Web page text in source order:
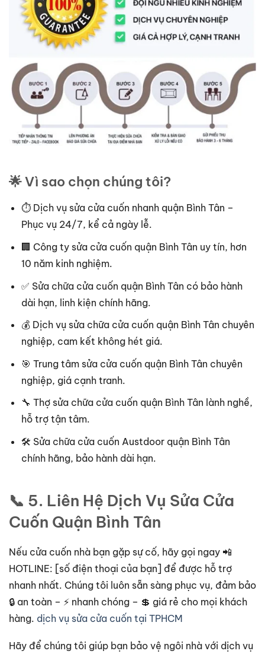
🌟 Vì sao chọn chúng tôi?
⏱ Dịch vụ sửa cửa cuốn nhanh quận Bình Tân –
Phục vụ 24/7, kể cả ngày lễ.
🏢 Công ty sửa cửa cuốn quận Bình Tân uy tín, hơn
10 năm kinh nghiệm.
✅ Sửa chữa cửa cuốn quận Bình Tân có bảo hành
dài hạn, linh kiện chính hãng.
💰 Dịch vụ sửa chữa cửa cuốn quận Bình Tân chuyên
nghiệp, cam kết không hét giá.
🎯 Trung tâm sửa cửa cuốn quận Bình Tân chuyên
nghiệp, giá cạnh tranh.
🔧 Thợ sửa chữa cửa cuốn quận Bình Tân lành nghề,
hỗ trợ tận tâm.
🛠 Sửa chữa cửa cuốn Austdoor quận Bình Tân
chính hãng, bảo hành dài hạn.
📞 5. Liên Hệ Dịch Vụ Sửa Cửa
Cuốn Quận Bình Tân
Nếu cửa cuốn nhà bạn gặp sự cố, hãy gọi ngay 📲
HOTLINE: [số điện thoại của bạn] để được hỗ trợ
nhanh nhất. Chúng tôi luôn sẵn sàng phục vụ, đảm bảo
🔒 an toàn – ⚡ nhanh chóng – 💲 giá rẻ cho mọi khách
hàng. dịch vụ sửa cửa cuốn tại TPHCM
Hãy để chúng tôi giúp bạn bảo vệ ngôi nhà với dịch vụ